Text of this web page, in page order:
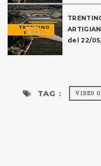
del 22/
TAG : VIDEO